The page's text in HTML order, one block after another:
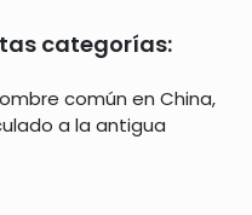
categorías:
común en China,
a la antigua